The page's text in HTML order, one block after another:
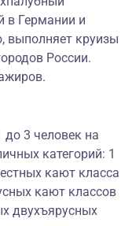
в Германии и
круизы
России.
3 человек на
категорий: 1
кают класса
кают классов
двухъярусных